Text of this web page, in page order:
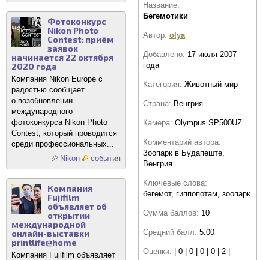
Фотоконкурс
Nikon Photo
Contest: приём
заявок
начинается 22 октября
2020 года
Компания Nikon Europe с
радостью сообщает
о возобновлении
международного
фотоконкурса Nikon Photo
Contest, который проводится
среди профессиональных...
Nikon
события
Компания
Fujifilm
объявляет об
открытии
международной
онлайн-выставки
printlife@home
Компания Fujifilm объявляет
Название:
Бегемотики
Автор: olya
Добавлено: 17 июля 2007
года
Категория: Животный мир
Страна: Венгрия
Камера: Olympus SP500UZ
Комментарий автора:
Зоопарк в Будапеште,
Венгрия
Ключевые слова:
бегемот, гиппопотам, зоопарк
Сумма баллов: 10
Средний балл: 5.00
Оценки: | 0 | 0 | 0 | 0 | 2 |